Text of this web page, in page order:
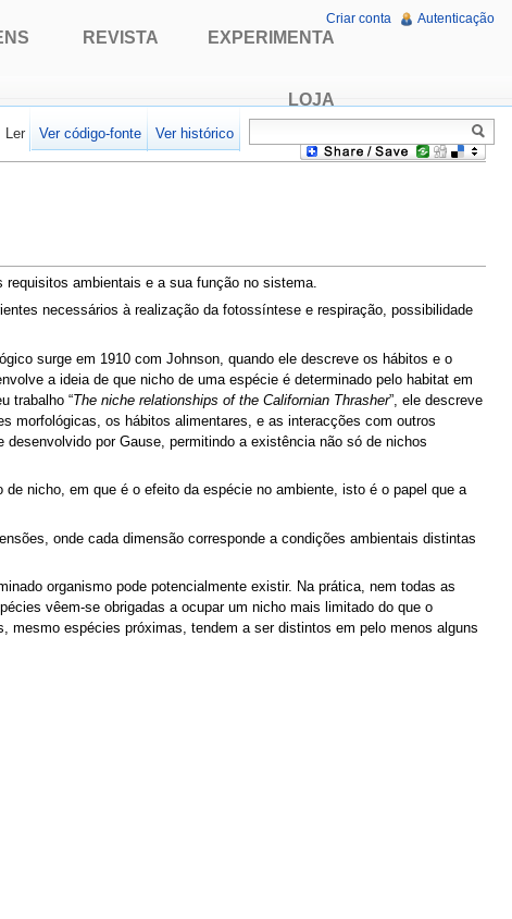
ambientais e a sua função no sistema.
necessários à realização da fotossíntese e respiração, possibilidade
surge em 1910 com Johnson, quando ele descreve os hábitos e o
a ideia de que nicho de uma espécie é determinado pelo habitat em
trabalho “The niche relationships of the Californian Thrasher”, ele descreve
morfológicas, os hábitos alimentares, e as interacções com outros
por Gause, permitindo a existência não só de nichos
nicho, em que é o efeito da espécie no ambiente, isto é o papel que a
onde cada dimensão corresponde a condições ambientais distintas
organismo pode potencialmente existir. Na prática, nem todas as
vêem-se obrigadas a ocupar um nicho mais limitado do que o
mesmo espécies próximas, tendem a ser distintos em pelo menos alguns
REVISTA EXPERIMENTA
LOJA
Criar conta Autenticação
Ler Ver código-fonte Ver histórico